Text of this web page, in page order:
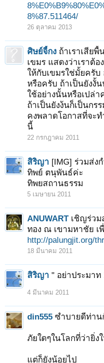
8%87.511464/
26 ตุลาคม 2013
ศิษย์จี้กง ถ้าเราเสีย
เขมร แสดงว่าเราต้
ให้กับเขมรใช่มั้ยครับ
หรือครับ ถ้าเป็นยังงั้
ใช้อย่างนั้นหรือเปล่า
ถ้าเป็นยังง้นก็เป็นกร
คงพลาดโอกาสที่จะท
นี้
22 กรกฎาคม 2011
สิริญา [IMG] ร่วมส่ง
ทิพย์ ตนุพันธ์ค่ะ
ทิพยสถานธรรม
5 เมษายน 2011
ANUWART เชิญร่วม
ทอง ณ เขามหาชัย เ
http://palungjit.org/
18 มีนาคม 2011
สิริญา " อย่าประมา
4 มีนาคม 2011
din555 ซำบายดีท่า
ภัยใดๆในโลกที่ว่ายิ่ง
แต่ก็ยังน้อยไป